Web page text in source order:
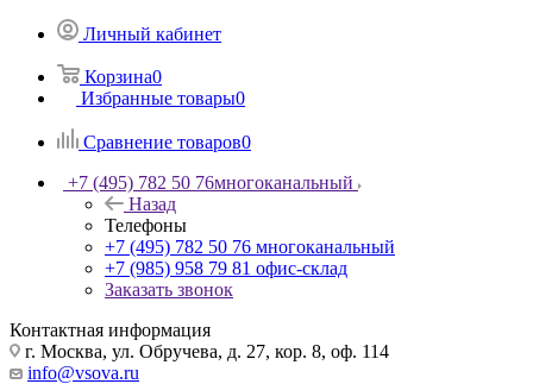
Личный кабинет
Корзина0
Избранные товары0
Сравнение товаров0
+7 (495) 782 50 76многоканальный
Назад
Телефоны
+7 (495) 782 50 76 многоканальный
+7 (985) 958 79 81 офис-склад
Заказать звонок
Контактная информация
г. Москва, ул. Обручева, д. 27, кор. 8, оф. 114
info@vsova.ru